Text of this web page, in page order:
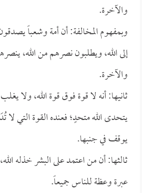
والآخرة.
وبمفهوم المخالفة: أن أمة وشعباً
إلى الله، ويطلبون نصرهم من الله،
والآخرة.
ثانيها: أنه لا قوة فوق قوة الله، ولا
يتحدى الله متحدٍ؛ فعنده القوة التي لا
يوقف في جنبها.
ثالثها: أن من اعتمد على البشر خذله
عبرة وعظة للناس جميعاً.